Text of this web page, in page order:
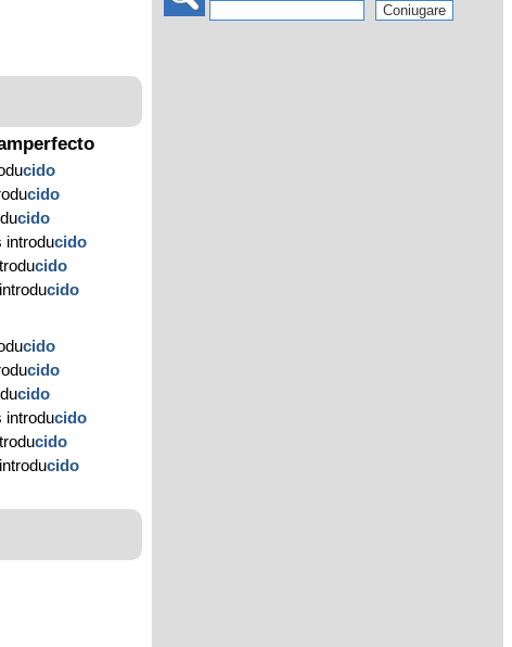
cido
cido
cido
introducido
cido
cido
cido
cido
cido
introducido
cido
cido